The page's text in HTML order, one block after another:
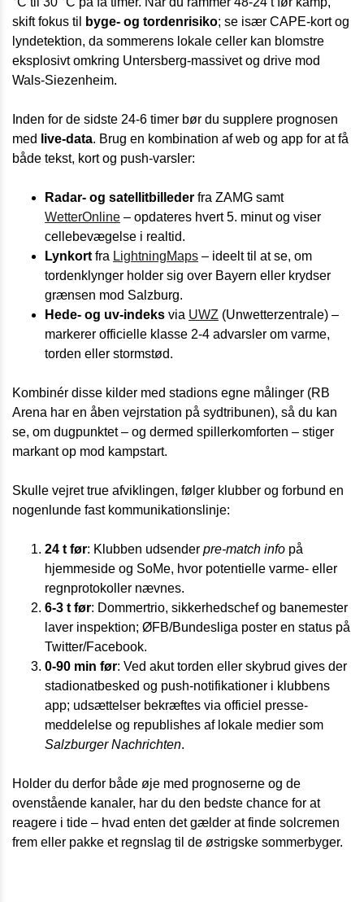
skift fokus til
byge- og tordenrisiko; se især CAPE-kort og
lyn­detektion, da sommerens lokale celler kan blomstre
eksplosivt omkring Untersberg-massivet og drive mod
Wals-Siezenheim.
Inden for de sidste 24-6 timer bør du supplere prognosen
med
live-data. Brug en kombination af web og app for at få
både tekst, kort og push-varsler:
Radar- og satellitbilleder fra ZAMG samt
WetterOnline – opdateres hvert 5. minut og viser
celle­bevægelse i realtid.
Lynkort fra LightningMaps – ideelt til at se, om
torden­klynger holder sig over Bayern eller krydser
grænsen mod Salzburg.
Hede- og uv-indeks via UWZ (Unwetterzentrale) –
markerer officielle klasse 2-4 advarsler om varme,
torden eller stormstød.
Kombinér disse kilder med stadions egne målinger (RB
Arena har en åben vejrstation på syd­tribunen), så du kan
se, om dugpunktet – og dermed spiller­komforten – stiger
markant op mod kampstart.
Skulle vejret true afviklingen, følger klubber og forbund en
nogenlunde fast kommunikationslinje:
24 t før: Klubben udsender pre-match info på
hjemmeside og SoMe, hvor potentielle varme- eller
regn­protokoller nævnes.
6-3 t før: Dommer­trio, sikkerhedschef og banemester
laver inspektion; ØFB/Bundesliga poster en status på
Twitter/Facebook.
0-90 min før: Ved akut torden eller skybrud gives der
stadionat­besked og push-notifikationer i klubbens
app; udsættelser bekræftes via officiel presse­
meddelelse og republishes af lokale medier som
Salzburger Nachrichten.
Holder du derfor både øje med prognoserne og de
ovenstående kanaler, har du den bedste chance for at
reagere i tide – hvad enten det gælder at finde solcremen
frem eller pakke et regnslag til de østrigske sommerbyger.